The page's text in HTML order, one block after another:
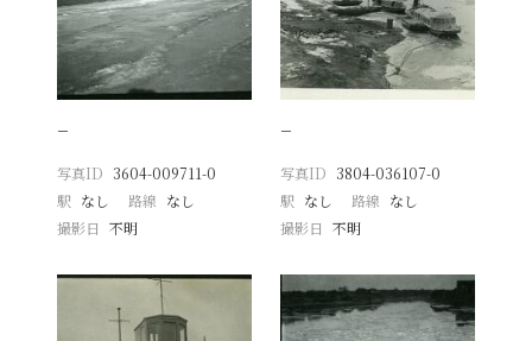
−
写真ID 3604-009711-0
駅 なし 路線 なし
撮影日
不明
−
写真ID 3804-036107-0
駅 なし 路線 なし
撮影日 不明